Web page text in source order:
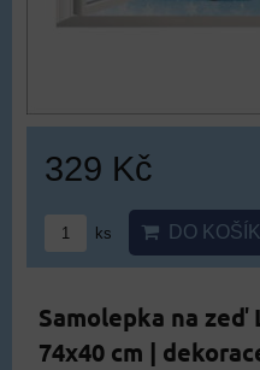
329 Kč
ks DO
Samolepka na
74x40 cm |